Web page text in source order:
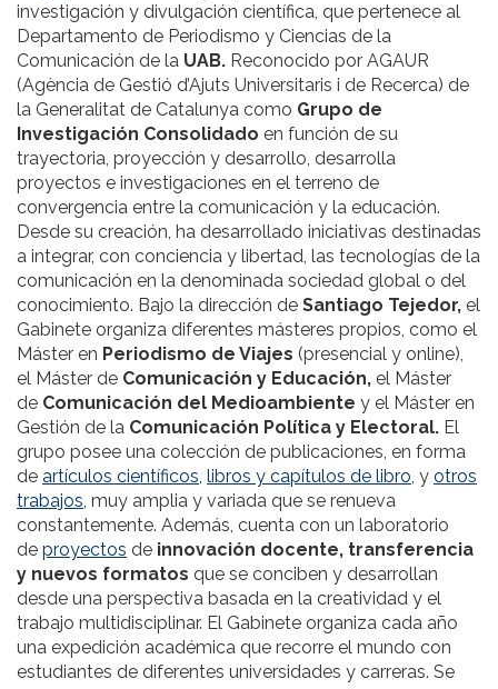
investigación y divulgación científica, que pertenece al
Departamento de Periodismo y Ciencias de la
Comunicación de la UAB. Reconocido por AGAUR
(Agència de Gestió d’Ajuts Universitaris i de Recerca) de
la Generalitat de Catalunya como Grupo de
Investigación Consolidado en función de su
trayectoria, proyección y desarrollo, desarrolla
proyectos e investigaciones en el terreno de
convergencia entre la comunicación y la educación.
Desde su creación, ha desarrollado iniciativas destinadas
a integrar, con conciencia y libertad, las tecnologías de la
comunicación en la denominada sociedad global o del
conocimiento. Bajo la dirección de Santiago Tejedor, el
Gabinete organiza diferentes másteres propios, como el
Máster en Periodismo de Viajes (presencial y online),
el Máster de Comunicación y Educación, el Máster
de Comunicación del Medioambiente y el Máster en
Gestión de la Comunicación Política y Electoral. El
grupo posee una colección de publicaciones, en forma
de artículos científicos, libros y capítulos de libro, y otros
trabajos, muy amplia y variada que se renueva
constantemente. Además, cuenta con un laboratorio
de proyectos de innovación docente, transferencia
y nuevos formatos que se conciben y desarrollan
desde una perspectiva basada en la creatividad y el
trabajo multidisciplinar. El Gabinete organiza cada año
una expedición académica que recorre el mundo con
estudiantes de diferentes universidades y carreras. Se